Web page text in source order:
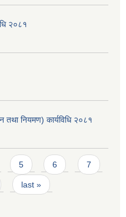
२०८१
तथा नियमण) कार्यविधि २०८१
5 6 7
last »